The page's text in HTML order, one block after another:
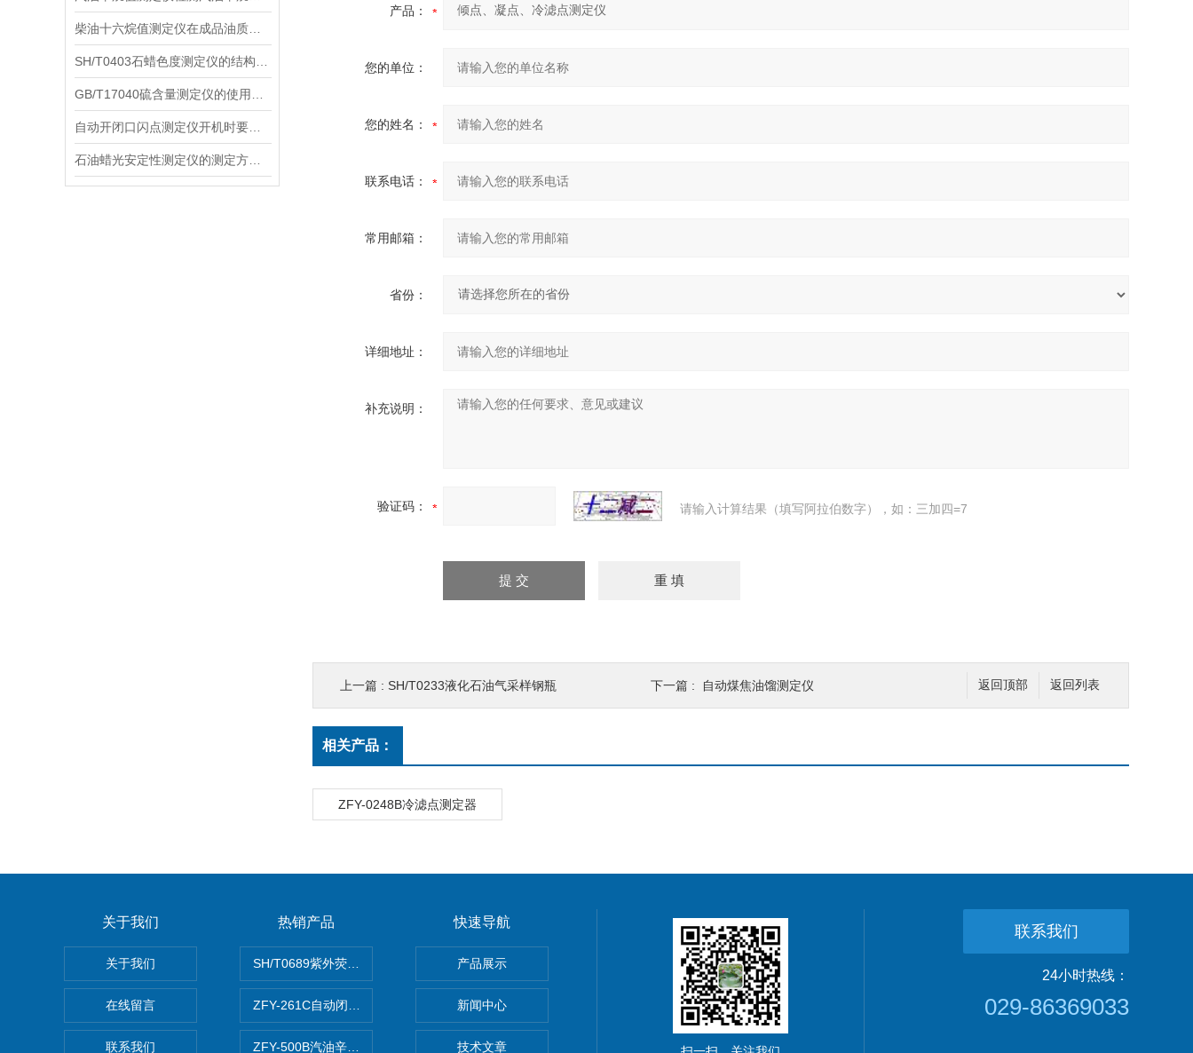
产品：
您的单位：
您的姓名：
联系电话：
常用邮箱：
省份：
详细地址：
补充说明：
验证码： 请输入计算结果（填写阿拉伯数字），如：三加四=7
返回列表
返回顶部
上一篇 : SH/T0233液化石油气采样钢瓶 下一篇 : 自动煤焦油馏测定仪
相关产品：
ZFY-0248B冷滤点测定器
关于我们
关于我们
在线留言
联系我们
热销产品
SH/T0689紫外荧光测硫仪
ZFY-261C自动闭口闪点测定仪
ZFY-500B汽油辛烷值测定仪
快速导航
产品展示
新闻中心
技术文章
联系我们
24小时热线：
029-86369033